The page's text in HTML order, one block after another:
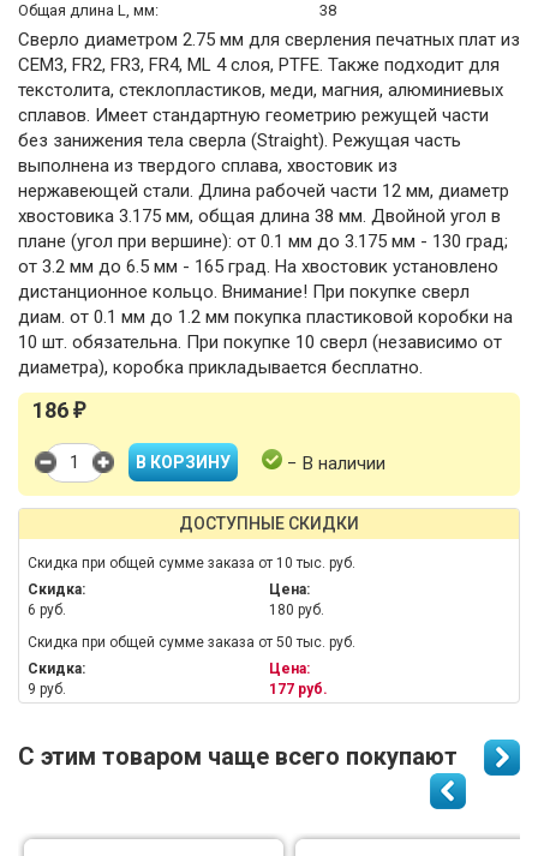
Общая длина L, мм:
38
Сверло диаметром 2.75 мм для сверления печатных плат из
CEM3, FR2, FR3, FR4, ML 4 слоя, PTFE. Также подходит для
текстолита, стеклопластиков, меди, магния, алюминиевых
сплавов. Имеет стандартную геометрию режущей части
без занижения тела сверла (Straight). Режущая часть
выполнена из твердого сплава, хвостовик из
нержавеющей стали. Длина рабочей части 12 мм, диаметр
хвостовика 3.175 мм, общая длина 38 мм. Двойной угол в
плане (угол при вершине): от 0.1 мм до 3.175 мм - 130 град;
от 3.2 мм до 6.5 мм - 165 град. На хвостовик установлено
дистанционное кольцо. Внимание! При покупке сверл
диам. от 0.1 мм до 1.2 мм покупка пластиковой коробки на
10 шт. обязательна. При покупке 10 сверл (независимо от
диаметра), коробка прикладывается бесплатно.
186 ₽
− В наличии
ДОСТУПНЫЕ СКИДКИ
Скидка при общей сумме заказа от 10 тыс. руб.
Скидка:
6 руб.
Цена:
180 руб.
Скидка при общей сумме заказа от 50 тыс. руб.
Скидка:
9 руб.
Цена:
177 руб.
С этим товаром чаще всего покупают